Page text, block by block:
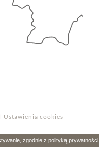
Ustawienia cookies
zgodnie z polityką prywatności.